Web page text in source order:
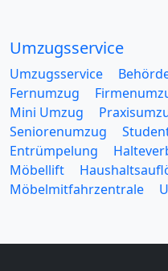
Umzugsservice
Umzugsservice
Fernumzug
Mini Umzug
Seniorenumzug
Entrümpelung
Möbellift
Möbelmitfahrzentrale